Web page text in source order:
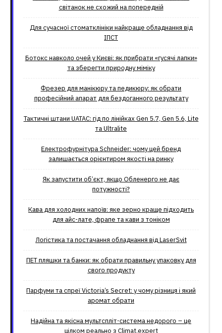
світанок не схожий на попередній
Для сучасної стоматклініки найкраще обладнання від
ІПСТ
Ботокс навколо очей у Києві: як прибрати «гусячі лапки»
та зберегти природну міміку
Фрезер для манікюру та педикюру: як обрати
професійний апарат для бездоганного результату
Тактичні штани UATAC: гід по лінійках Gen 5.7, Gen 5.6, Lite
та Ultralite
Електрофурнітура Schneider: чому цей бренд
залишається орієнтиром якості на ринку
Як запустити об’єкт, якщо Обленерго не дає
потужності?
Кава для холодних напоїв: яке зерно краще підходить
для айс-лате, фрапе та кави з тоніком
Логістика та постачання обладнання від LaserSvit
ПЕТ пляшки та банки: як обрати правильну упаковку для
свого продукту
Парфуми та спреї Victoria’s Secret: у чому різниця і який
аромат обрати
Надійна та якісна мультспліт-система недорого – це
цілком реально з Climat.еxpert